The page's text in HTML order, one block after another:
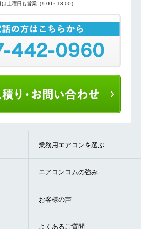
土曜日も営業（9:00～18:00）
業務用エアコンを選ぶ
エアコンコムの強み
お客様の声
よくあるご質問